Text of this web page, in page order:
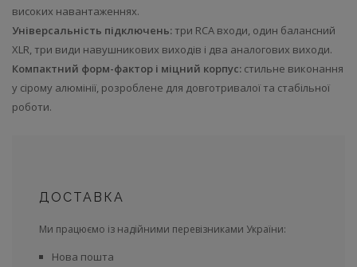
високих навантаженнях.
Універсальність підключень:три RCA входи, один балансний
XLR, три види навушникових виходів і два аналогових виходи.
Компактний форм-фактор і міцний корпус: стильне виконання
у сірому алюмінії, розроблене для довготривалої та стабільної
роботи.
ДОСТАВКА
Ми працюємо із надійними перевізниками України:
Нова пошта